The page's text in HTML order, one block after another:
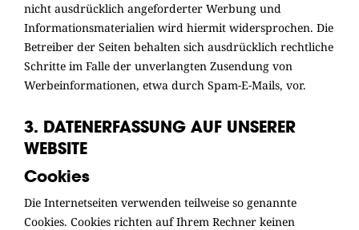
nicht ausdrücklich angeforderter Werbung und
Informationsmaterialien wird hiermit widersprochen. Die
Betreiber der Seiten behalten sich ausdrücklich rechtliche
Schritte im Falle der unverlangten Zusendung von
Werbeinformationen, etwa durch Spam-E-Mails, vor.
3. DATENERFASSUNG AUF UNSERER
WEBSITE
Cookies
Die Internetseiten verwenden teilweise so genannte
Cookies. Cookies richten auf Ihrem Rechner keinen